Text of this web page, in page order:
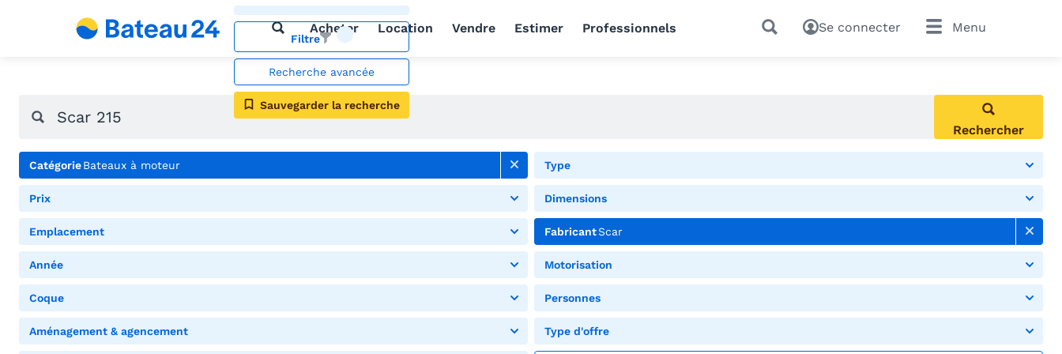
Acheter Location Vendre Estimer Professionnels Se connecter Menu
Filtre
Recherche avancée
Sauvegarder la recherche
Rechercher
CatégorieBateaux à moteur Type
Prix Dimensions
Emplacement FabricantScar
Année Motorisation
Coque Personnes
Aménagement & agencement Type d'offre